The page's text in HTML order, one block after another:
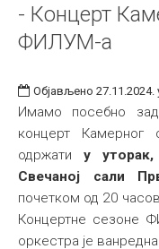
- Концерт
ФИЛУМ-а
Објављено 27.11.2024.
Имамо посебно
концерт
одржати у
Свечаној сали
почетком од 20
Концертне сезоне
оркестра је